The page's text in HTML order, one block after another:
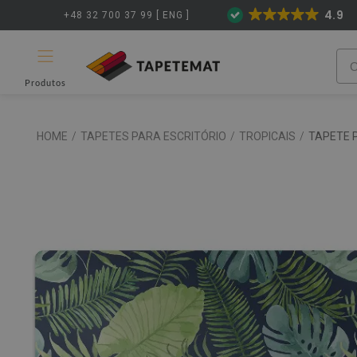
+48 32 700 37 99 [ ENG ] 4.9
Produtos
HOME / TAPETES PARA ESCRITÓRIO / TROPICAIS / TAPETE